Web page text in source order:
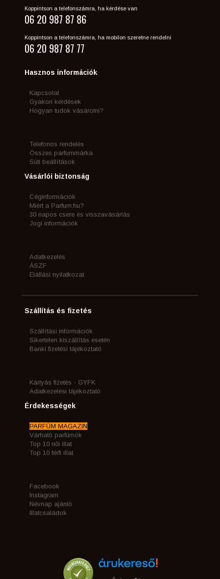
Koppintson a telefonszámra, ha kérdése van
06 20 987 87 86
Koppintson a telefonszámra, ha mobilon szeretne rendelni
06 20 987 87 77
Hasznos információk
Kapcsolat
Gyakori kérdések
Hogyan tudok vásárolni?
Telefonos rendelés
Összes parfummárka
Süti beállítások
Vásárlói biztonság
Céginformációk
Miért a Parfum.hu?
30 napos csere és visszavásárlás
Jogi információk
Adatkezelés
ÁSZF
Elállási nyilatkozat
Szállítás és fizetés
Szállítási információk
Sikertelen kiszállítás esetén
Banki fizetési tájékoztató
Kártyás fizetés - GYFK
Adatkezelési tájékoztató
Érdekességek
PARFÜM MAGAZIN
Várható parfümök
Top 10 női illat
Top 10 férfi illat
Facebook
Instagram
Névnap ajánló
Illatcsaládok